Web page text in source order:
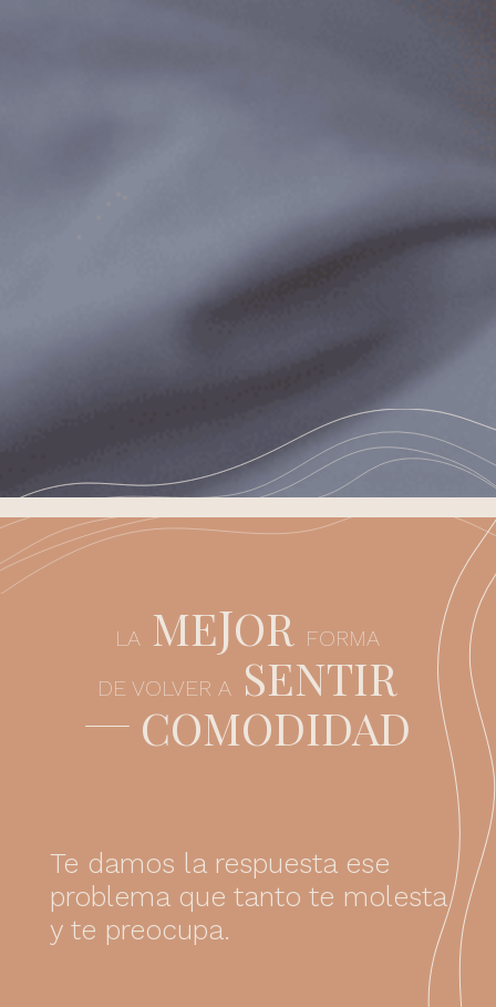
LA MEJOR FORMA
DE VOLVER A SENTIR
COMODIDAD
Te damos la respuesta ese
problema que tanto te molesta
y te preocupa.